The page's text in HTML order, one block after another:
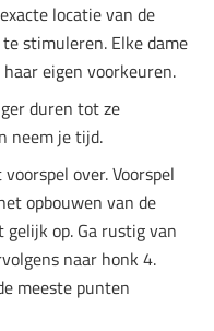
locatie van de
stimuleren. Elke dame
eigen voorkeuren.
duren tot ze
neem je tijd.
over. Voorspel
opbouwen van de
op. Ga rustig van
naar honk 4.
meeste punten